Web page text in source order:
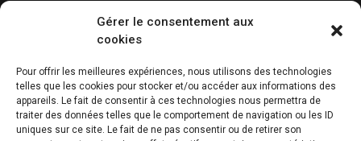
Gérer le consentement aux
cookies
Pour offrir les meilleures expériences, nous utilisons des technologies
telles que les cookies pour stocker et/ou accéder aux informations des
appareils. Le fait de consentir à ces technologies nous permettra de
traiter des données telles que le comportement de navigation ou les ID
uniques sur ce site. Le fait de ne pas consentir ou de retirer son
ÉCOUTEZ LA WEB RADIO DE TOUS LES SPORT
0:00